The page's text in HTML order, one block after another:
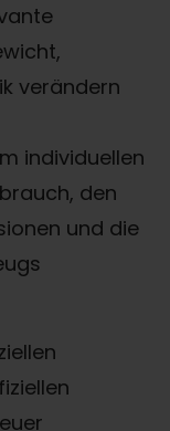
verändern
individuellen
den
und die